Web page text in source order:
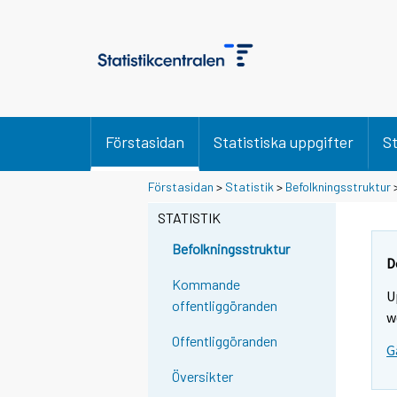
Förstasidan Statistiska uppgifter
Förstasidan > Statistik > Befolkningsstruktur
STATISTIK
Befolkningsstruktur
Kommande
offentliggöranden
Offentliggöranden
Översikter
Y
o
Y
o